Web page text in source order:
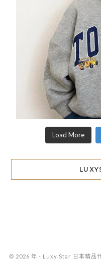
Load More
© 2026 年 - Luxy Star 日本精品